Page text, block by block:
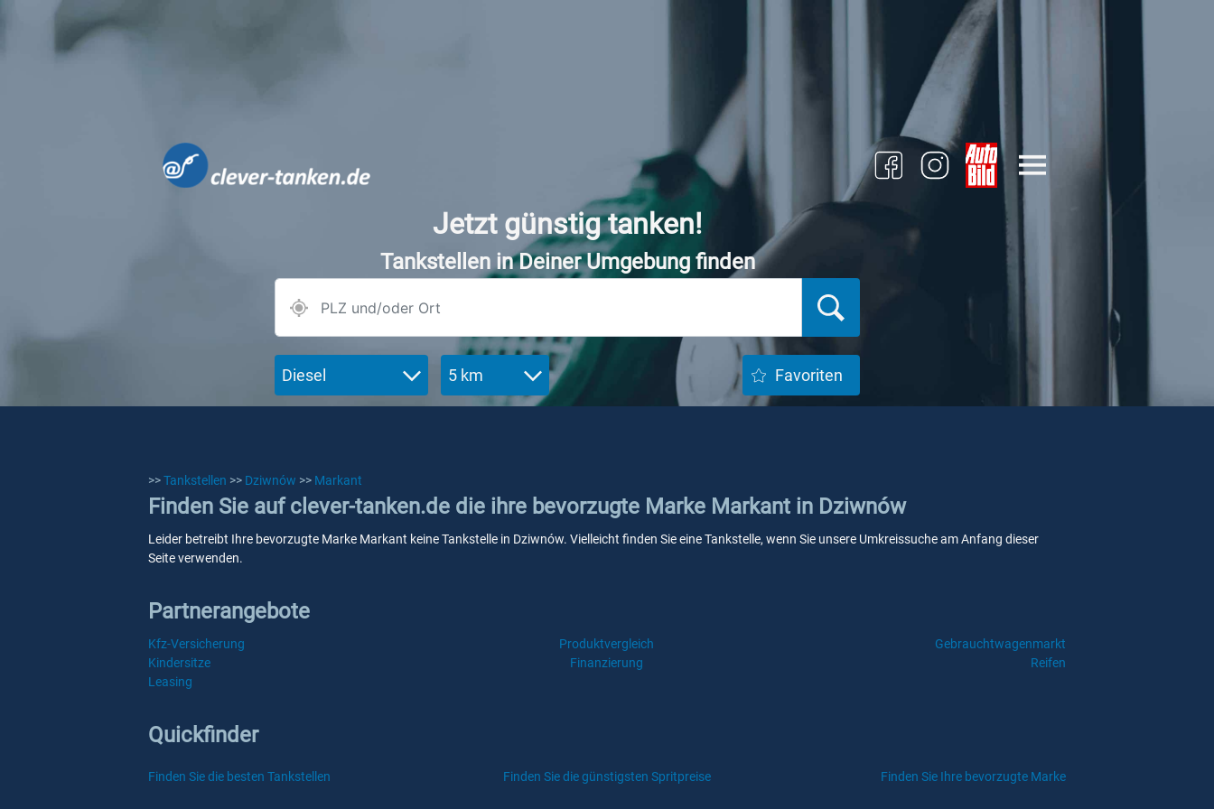
Jetzt günstig tanken!
Tankstellen in Deiner Umgebung finden
Diesel 5 km Favoriten
>>Tankstellen >> Dziwnów >> Markant
Finden Sie auf clever-tanken.de die ihre bevorzugte Marke Markant in Dziwnów
Leider betreibt Ihre bevorzugte Marke Markant keine Tankstelle in Dziwnów. Vielleicht finden Sie eine Tankstelle, wenn Sie unsere Umkreissuche am Anfang dieser
Seite verwenden.
Partnerangebote
Kfz-Versicherung Produktvergleich
Gebrauchtwagenmarkt
Kindersitze
Finanzierung
Reifen
Leasing
Quickfinder
Finden Sie die besten Tankstellen Finden Sie die günstigsten Spritpreise Finden Sie Ihre bevorzugte Marke